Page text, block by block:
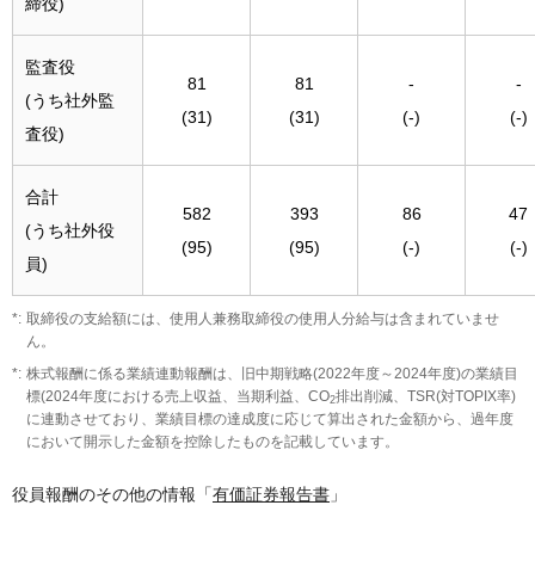
監査役
(うち社外監
査役)
81
(31)
81
(31)
-
(-)
-
(-)
合計
(うち社外役
員)
582
(95)
393
(95)
86
(-)
47
(-)
取締役の支給額には、使用人兼務取締役の使用人分給与は含まれていませ
ん。
株式報酬に係る業績連動報酬は、旧中期戦略(2022年度～2024年度)の業績目
標(2024年度における売上収益、当期利益、CO2排出削減、TSR(対TOPIX率)
に連動させており、業績目標の達成度に応じて算出された金額から、過年度
において開示した金額を控除したものを記載しています。
役員報酬のその他の情報「有価証券報告書 」